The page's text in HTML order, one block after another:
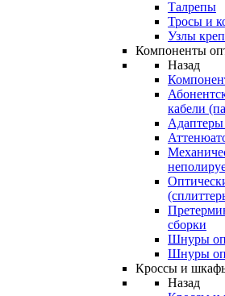
Талрепы
Тросы и
Узлы
Компоненты
Назад
кабели
Адаптеры
сборки
Шнуры
Шнуры
Кроссы и
Назад